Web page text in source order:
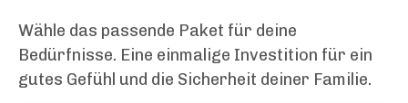
Wähle das passende Paket für deine
Bedürfnisse. Eine einmalige Investition für ein
gutes Gefühl und die Sicherheit deiner Familie.